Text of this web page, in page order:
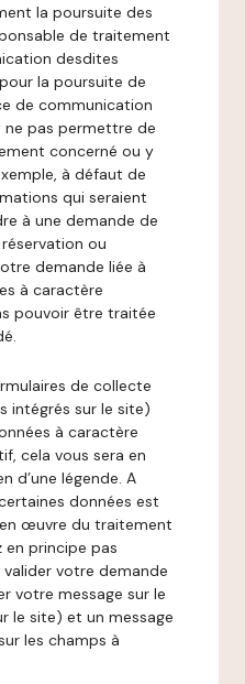
la poursuite des
de traitement
desdites
la poursuite de
de communication
pas permettre de
concerné ou y
à défaut de
qui seraient
à une demande de
ou
demande liée à
à caractère
pouvoir être traitée
de collecte
intégrés sur le site)
à caractère
cela vous sera en
d’une légende. A
données est
œuvre du traitement
en principe pas
votre demande
votre message sur le
le site) et un message
les champs à